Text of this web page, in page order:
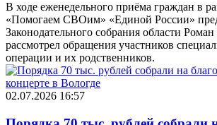
В ходе еженедельного приёма граждан в
«Помогаем СВОим» «Единой России»
Законодательного собрания области Роман
рассмотрел обращения участников
операции и их родственников.
02.07.2026 16:57